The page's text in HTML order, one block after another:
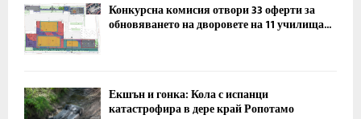
Конкурсна комисия отвори 33 оферти за
обновяването на дворовете на 11 училища...
Екшън и гонка: Кола с испанци
катастрофира в дере край Ропотамо